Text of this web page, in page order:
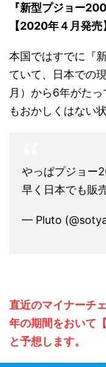
『新型プジョー
【2020年４月発売
本国ではすでに『
ていて、日本での
月）から6年がた
もおかしくはない
やっぱプジョー
早く日本でも販
— Pluto
直近のマイナーチ
年の期間をおいて
と予想します。